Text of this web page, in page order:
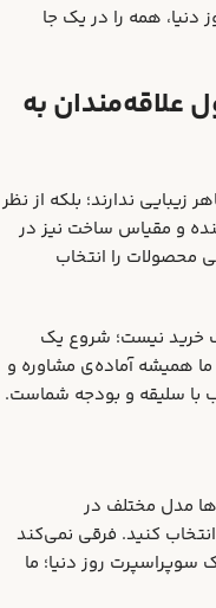
همه را در یک جا
علاقه‌مندان به
ندارند؛ بلکه از نظر
و مقیاس ساخت نیز در
محصولات را انتخاب
خرید نیست؛ شروع یک
همیشه آماده‌ی مشاوره و
با سلیقه و بودجه شماست.
مدل مختلف در
مقیاس‌های گوناگون مثل 1:18، 1:24 و 1:43 انتخاب کنید. فرقی نمی‌کند
روز دنیا؛ ما